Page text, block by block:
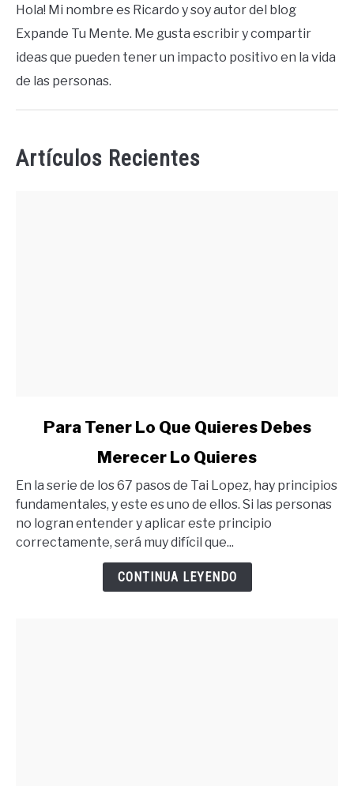
Hola! Mi nombre es Ricardo y soy autor del blog
Expande Tu Mente. Me gusta escribir y compartir
ideas que pueden tener un impacto positivo en la vida
de las personas.
Artículos Recientes
Tener
Lo
Que
Quieres
Para Tener Lo Que Quieres Debes
Merecer Lo Quieres
En la serie de los 67 pasos de Tai Lopez, hay principios
fundamentales, y este es uno de ellos. Si las personas
no logran entender y aplicar este principio
correctamente, será muy difícil que...
CONTINUA LEYENDO